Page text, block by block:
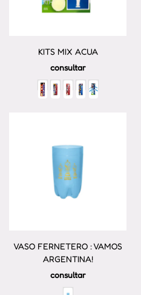
KITS MIX ACUA
consultar
VASO FERNETERO : VAMOS
ARGENTINA!
consultar